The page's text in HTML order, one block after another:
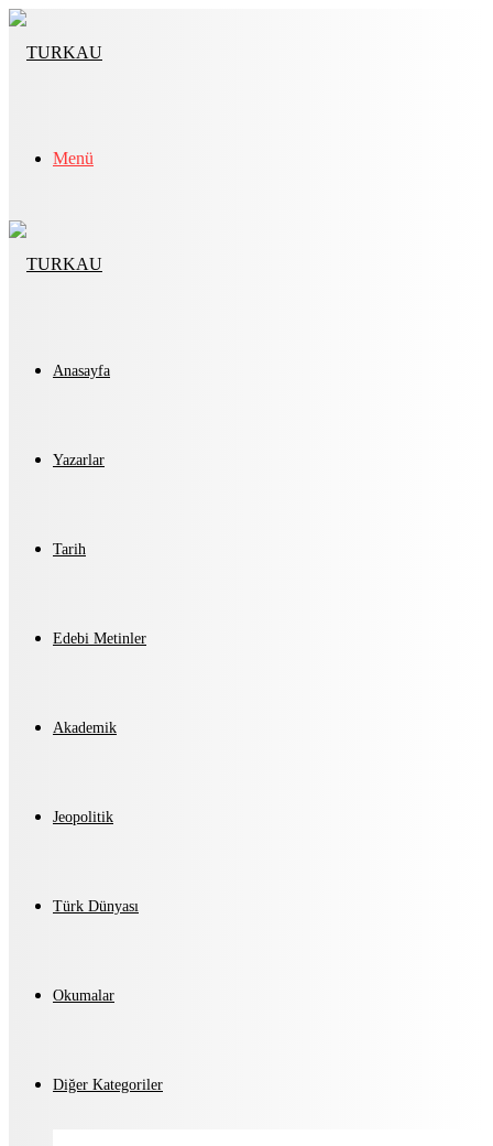
Menü
Anasayfa
Yazarlar
Tarih
Edebi Metinler
Akademik
Jeopolitik
Türk Dünyası
Okumalar
Diğer Kategoriler